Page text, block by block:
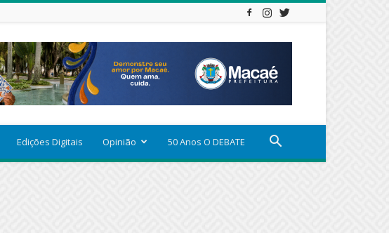
Edições Digitais Opinião 50 Anos O DEBATE